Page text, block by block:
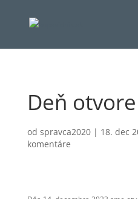
Deň
od spravca2020| 18. dec
komentáre